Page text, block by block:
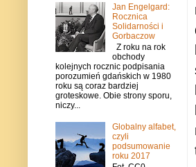
Jan Engelgard:
Rocznica
Solidarności i
Gorbaczow
Z roku na rok
obchody
kolejnych rocznic podpisania
porozumień gdańskich w 1980
roku są coraz bardziej
groteskowe. Obie strony sporu,
niczy...
Globalny alfabet,
czyli
podsumowanie
roku 2017